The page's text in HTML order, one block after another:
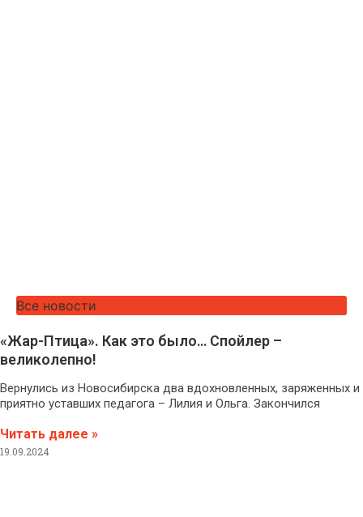
Все новости
«Жар-Птица». Как это было… Спойлер –
великолепно!
Вернулись из Новосибирска два вдохновленных, заряженных и
приятно уставших педагога – Лилия и Ольга. Закончился
Читать далее »
19.09.2024